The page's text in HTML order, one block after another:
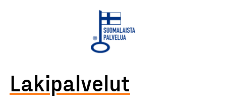
Lakipalvelut